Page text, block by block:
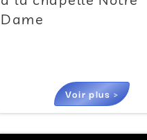
Dame
Voir plus >